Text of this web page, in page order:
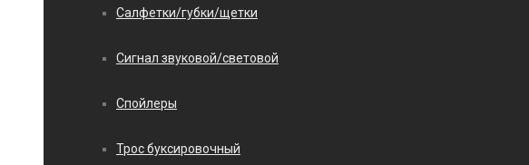
Салфетки/губки/щетки
Сигнал звуковой/световой
Спойлеры
Трос буксировочный